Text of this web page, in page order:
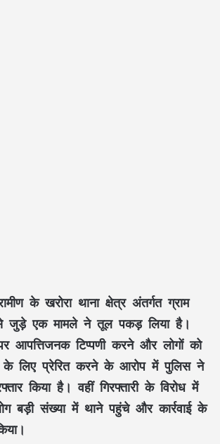
के खरोरा थाना क्षेत्र अंतर्गत ग्राम
जुड़े एक मामले ने तूल पकड़ लिया है।
आपत्तिजनक टिप्पणी करने और लोगों को
के लिए प्रेरित करने के आरोप में पुलिस ने
किया है। वहीं गिरफ्तारी के विरोध में
बड़ी संख्या में थाने पहुंचे और कार्रवाई के